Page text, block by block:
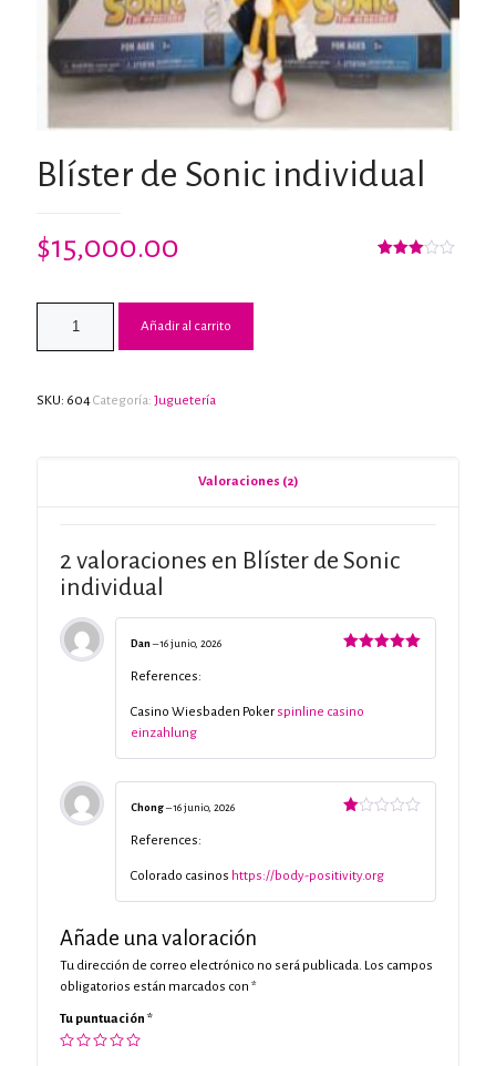
Blíster de Sonic individual
$15,000.00
Añadir al carrito
SKU: 604Categoría: Juguetería
Valoraciones (2)
2 valoraciones en Blíster de Sonic
individual
Dan –16 junio, 2026
References:
Casino Wiesbaden Poker spinline casino
einzahlung
de
5
Chong–16 junio, 2026
References:
Colorado casinos https://body-positivity.org
Añade una valoración
Tu dirección de correo electrónico no será publicada. Los campos
obligatorios están marcados con *
Tu puntuación *